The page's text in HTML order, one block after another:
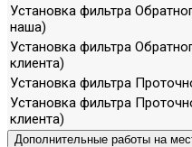
Установка фильтра
наша)
Установка фильтра
клиента)
Установка фильтра
Установка фильтра
клиента)
Дополнительные работы на